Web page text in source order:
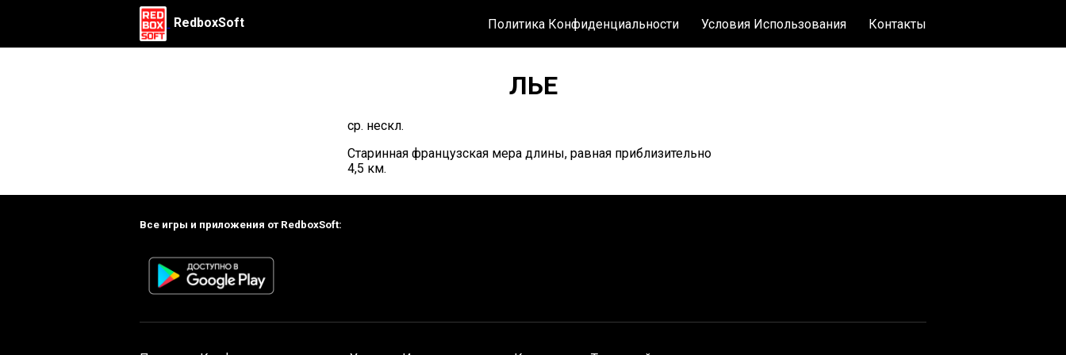
RedboxSoft Политика Конфиденциальности Условия Использования Контакты
ЛЬЕ
ср. нескл.
Старинная французская мера длины, равная приблизительно
4,5 км.
Все игры и приложения от RedboxSoft: